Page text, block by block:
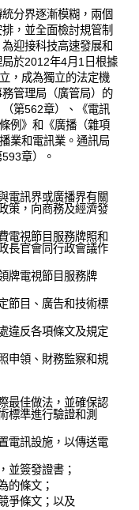
分界逐漸模糊，兩個
，並全面檢討規管制
迎接科技高速發展和
於2012年4月1日根據
，成為獨立的法定機
管理局（廣管局）的
第562章）、《電訊
例》和《廣播（雜項
業和電訊業。通訊局
章）。
電訊界或廣播界有關
策，向商務及經濟發
電視節目服務牌照和
長官會同行政會議作
牌電視節目服務牌
節目、廣告和技術標
違反各項條文及規定
申領、財務監察和規
最佳做法，並確保認
標準進行驗證和測
電訊設施，以傳送電
並簽發證書；
的條文；
爭條文；以及